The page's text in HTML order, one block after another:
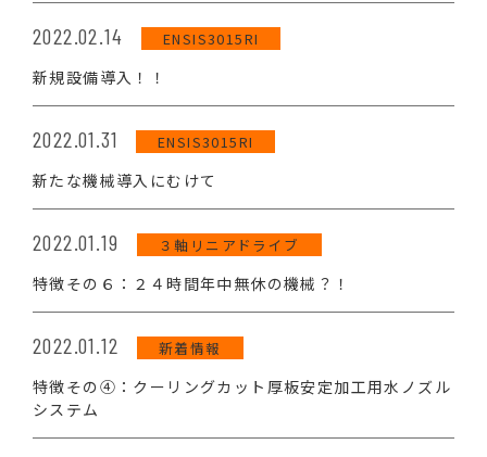
2022.02.14 ENSIS3015RI
新規設備導入！！
2022.01.31 ENSIS3015RI
新たな機械導入にむけて
2022.01.19 ３軸リニアドライブ
特徴その６：２４時間年中無休の機械？！
2022.01.12 新着情報
特徴その④：クーリングカット厚板安定加工用水ノズル
システム